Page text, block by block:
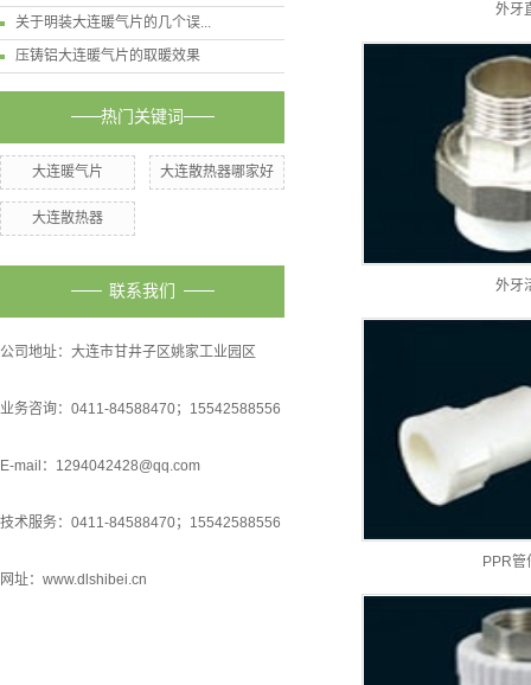
关于明装大连暖气片的几个误...
压铸铝大连暖气片的取暖效果
热门关键词
大连暖气片 大连散热器哪家好
大连散热器
联系我们
公司地址：大连市甘井子区姚家工业园区
业务咨询：0411-84588470；15542588556
E-mail：1294042428@qq.com
技术服务：0411-84588470；15542588556
网址：www.dlshibei.cn
外牙
外牙
PPR管